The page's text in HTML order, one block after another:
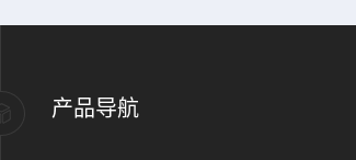
产品导航